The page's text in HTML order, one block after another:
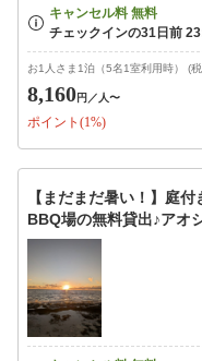
お1人さま1泊（5名1室利用時） (
8,160円 ／人〜
ポイント(1%)
【まだまだ暑い！】庭
BBQ場の無料貸出♪アオ